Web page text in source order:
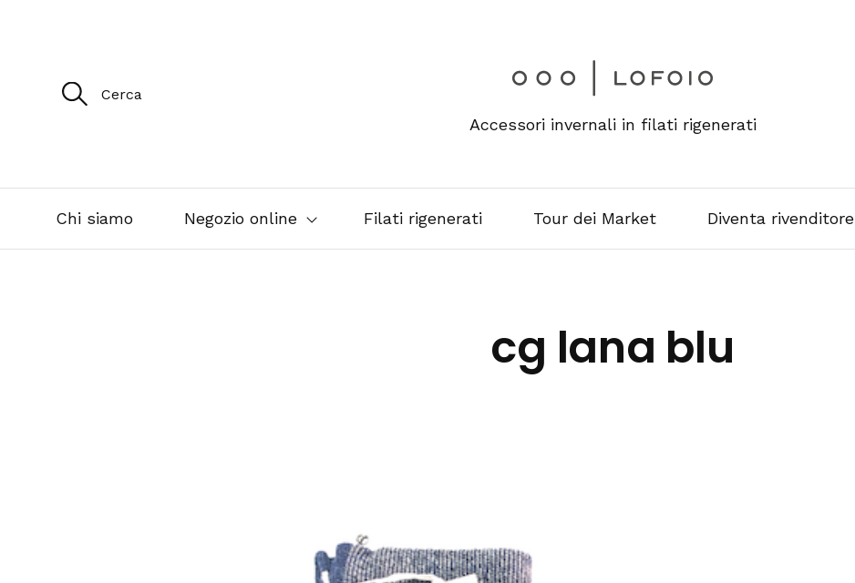
R
i
e
r
:
Accessori invernali in filati rigenerati
Chi siamo Negozio online Filati rigenerati Tour dei Market Diventa rivenditore
cg lana blu